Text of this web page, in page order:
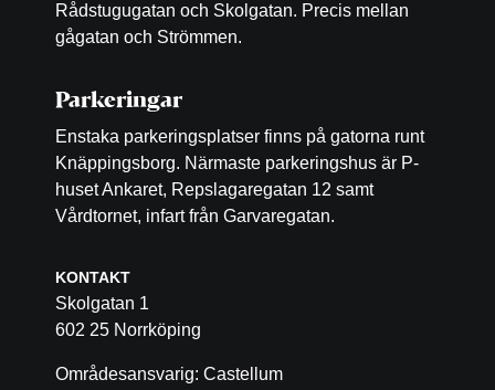
Rådstugugatan och Skolgatan. Precis mellan
gågatan och Strömmen.
Parkeringar
Enstaka parkeringsplatser finns på gatorna runt
Knäppingsborg. Närmaste parkeringshus är P-
huset Ankaret, Repslagaregatan 12 samt
Vårdtornet, infart från Garvaregatan.
KONTAKT
Skolgatan 1
602 25 Norrköping
Områdesansvarig: Castellum